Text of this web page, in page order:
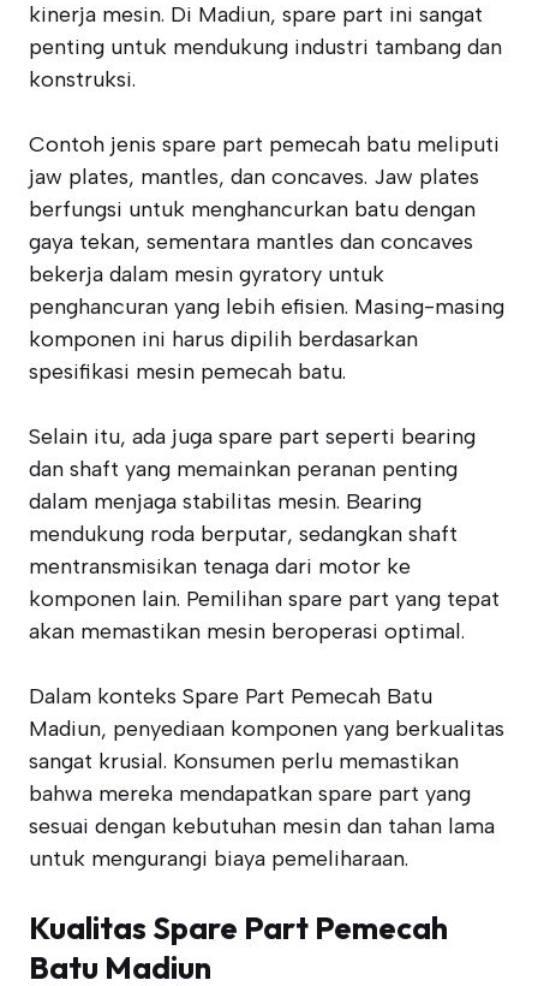
kinerja mesin. Di Madiun, spare part ini sangat
penting untuk mendukung industri tambang dan
konstruksi.
Contoh jenis spare part pemecah batu meliputi
jaw plates, mantles, dan concaves. Jaw plates
berfungsi untuk menghancurkan batu dengan
gaya tekan, sementara mantles dan concaves
bekerja dalam mesin gyratory untuk
penghancuran yang lebih efisien. Masing-masing
komponen ini harus dipilih berdasarkan
spesifikasi mesin pemecah batu.
Selain itu, ada juga spare part seperti bearing
dan shaft yang memainkan peranan penting
dalam menjaga stabilitas mesin. Bearing
mendukung roda berputar, sedangkan shaft
mentransmisikan tenaga dari motor ke
komponen lain. Pemilihan spare part yang tepat
akan memastikan mesin beroperasi optimal.
Dalam konteks Spare Part Pemecah Batu
Madiun, penyediaan komponen yang berkualitas
sangat krusial. Konsumen perlu memastikan
bahwa mereka mendapatkan spare part yang
sesuai dengan kebutuhan mesin dan tahan lama
untuk mengurangi biaya pemeliharaan.
Kualitas Spare Part Pemecah
Batu Madiun